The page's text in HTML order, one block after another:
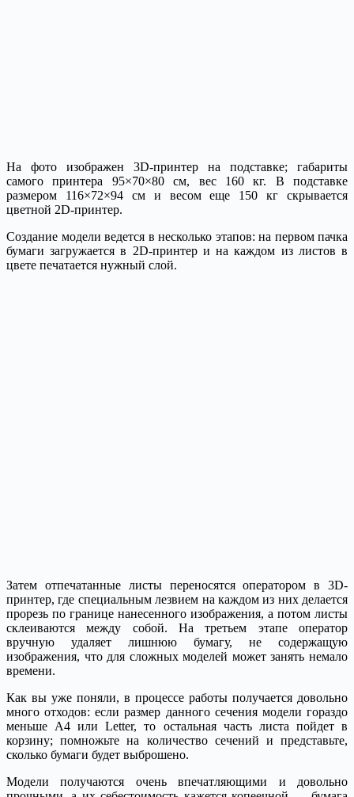
На фото изображен 3D-принтер на подставке; габариты
самого принтера 95×70×80 см, вес 160 кг. В подставке
размером 116×72×94 см и весом еще 150 кг скрывается
цветной 2D-принтер.
Создание модели ведется в несколько этапов: на первом пачка
бумаги загружается в 2D-принтер и на каждом из листов в
цвете печатается нужный слой.
Затем отпечатанные листы переносятся оператором в 3D-
принтер, где специальным лезвием на каждом из них делается
прорезь по границе нанесенного изображения, а потом листы
склеиваются между собой. На третьем этапе оператор
вручную удаляет лишнюю бумагу, не содержащую
изображения, что для сложных моделей может занять немало
времени.
Как вы уже поняли, в процессе работы получается довольно
много отходов: если размер данного сечения модели гораздо
меньше А4 или Letter, то остальная часть листа пойдет в
корзину; помножьте на количество сечений и представьте,
сколько бумаги будет выброшено.
Модели получаются очень впечатляющими и довольно